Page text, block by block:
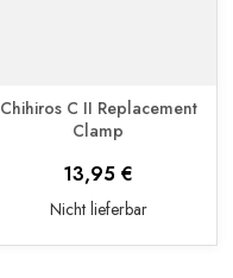
Chihiros C II Replacement
Clamp
13,95 €
Nicht lieferbar